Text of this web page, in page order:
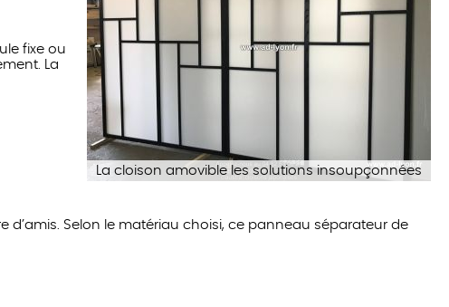
La cloison amovible les solutions insoupçonnées
fixe ou
La
Selon le matériau choisi, ce panneau séparateur de